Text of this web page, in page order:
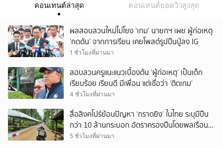
คอนเทนต์ล่าสุด คอนเทนต์ยอดวิวสูงสุด
ผลสอบสวนใหม่ไม่โยง ‘เกม’ นายกฯ เผย ผู้ก่อเหตุ
‘กดดัน’ จากการเรียน เคยโพสต์รูปปืนปู่ลง IG
1 ชั่วโมงที่ผ่านมา
สอบสวนครูแนะแนวเบื้องต้น ‘ผู้ก่อเหตุ’ เป็นเด็ก
เรียบร้อย เรียนดี มีเพื่อน แต่เชื่อว่า ‘ติดเกม’
4 ชั่วโมงที่ผ่านมา
สื่อสิงคโปร์ย้อนปัญหา ‘กราดยิง’ ในไทย ระบุมีปืน
กว่า 10 ล้านกระบอก อัตราครองปืนโดยพลเรือน
สูงที่สุดในภูมิภาค
5 ชั่วโมงที่ผ่านมา